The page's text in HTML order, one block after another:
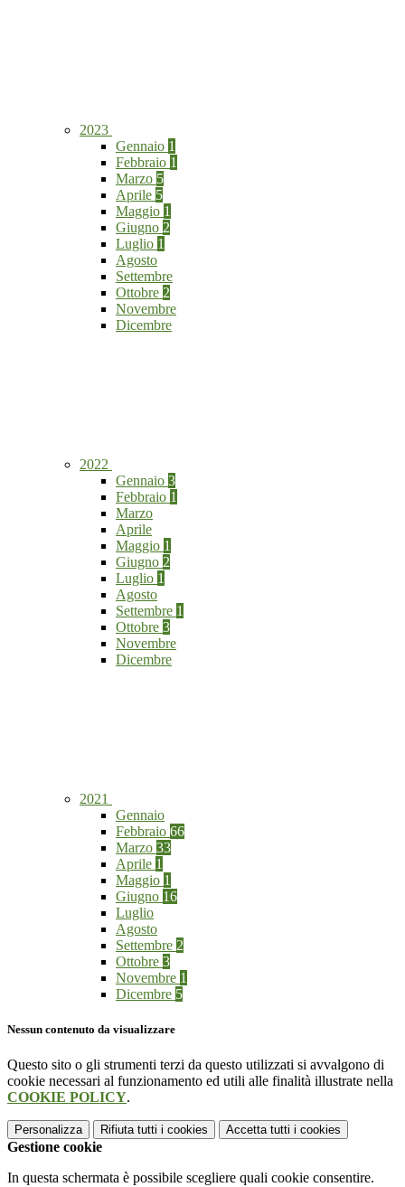
2023
Gennaio 1
Febbraio 1
Marzo 5
Aprile 5
Maggio 1
Giugno 2
Luglio 1
Agosto
Settembre
Ottobre 2
Novembre
Dicembre
2022
Gennaio 3
Febbraio 1
Marzo
Aprile
Maggio 1
Giugno 2
Luglio 1
Agosto
Settembre 1
Ottobre 3
Novembre
Dicembre
2021
Gennaio
Febbraio 66
Marzo 33
Aprile 1
Maggio 1
Giugno 16
Luglio
Agosto
Settembre 2
Ottobre 3
Novembre 1
Dicembre 5
Nessun contenuto da visualizzare
Questo sito o gli strumenti terzi da questo utilizzati si avvalgono di
cookie necessari al funzionamento ed utili alle finalità illustrate nella
COOKIE POLICY.
Personalizza Rifiuta tutti i cookies Accetta tutti i cookies
Gestione cookie
In questa schermata è possibile scegliere quali cookie consentire.